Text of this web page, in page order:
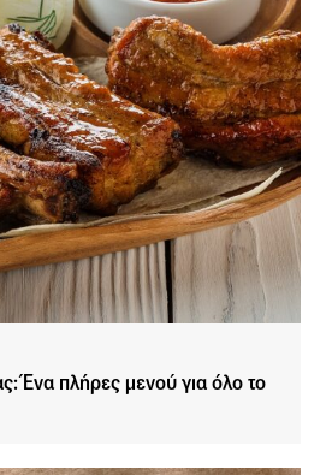
Ένα πλήρες μενού για όλο το